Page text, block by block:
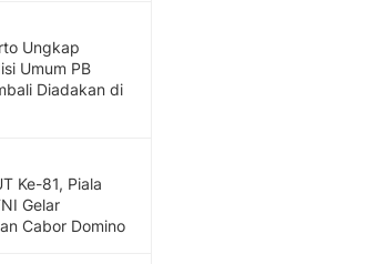
Ungkap
Umum PB
Diadakan di
Ke-81, Piala
Gelar
Cabor Domino